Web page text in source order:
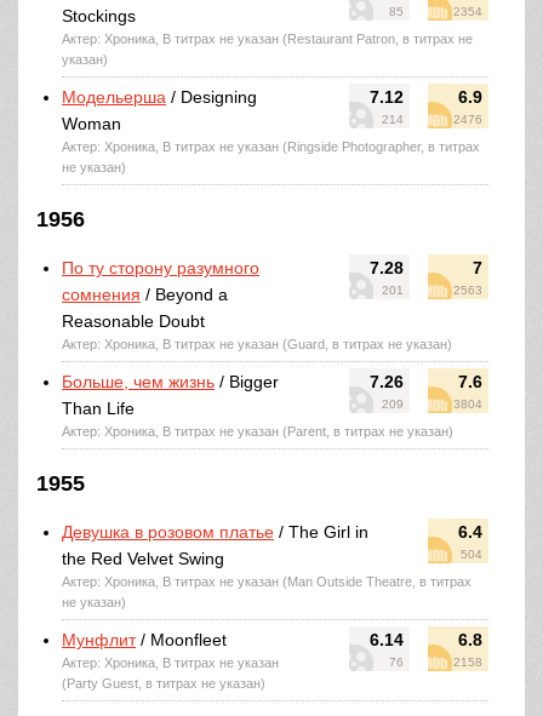
85 2354
Stockings
Актер: Хроника, В титрах не указан (Restaurant Patron, в титрах не
указан)
7.12
214
6.9
2476
Модельерша / Designing
Woman
Актер: Хроника, В титрах не указан (Ringside Photographer, в титрах
не указан)
1956
7.28
201
7
2563
По ту сторону разумного
сомнения / Beyond a
Reasonable Doubt
Актер: Хроника, В титрах не указан (Guard, в титрах не указан)
7.26
209
7.6
3804
Больше, чем жизнь / Bigger
Than Life
Актер: Хроника, В титрах не указан (Parent, в титрах не указан)
1955
6.4
504
Девушка в розовом платье / The Girl in
the Red Velvet Swing
Актер: Хроника, В титрах не указан (Man Outside Theatre, в титрах
не указан)
6.14
76
6.8
2158
Мунфлит/ Moonfleet
Актер: Хроника, В титрах не указан
(Party Guest, в титрах не указан)